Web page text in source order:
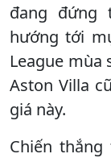
đang đứng
hướng tới
League mùa
Aston Villa
giá này.
Chiến